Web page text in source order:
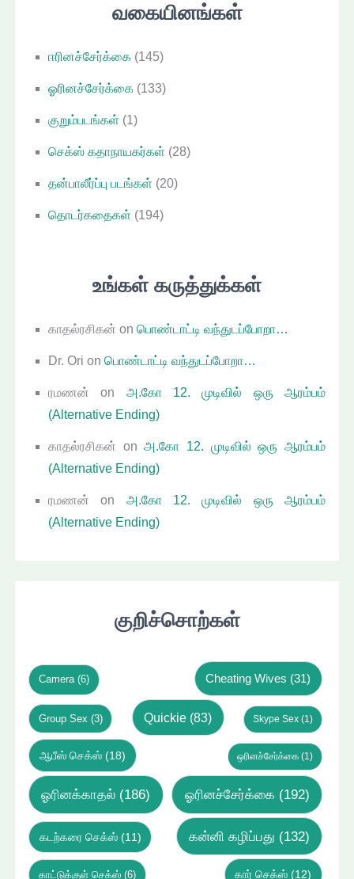
வகையினங்கள்
ஈரினச்சேர்க்கை (145)
ஓரினச்சேர்க்கை (133)
குறும்படங்கள் (1)
செக்ஸ் கதாநாயகர்கள் (28)
தன்பாலீர்ப்பு படங்கள் (20)
தொடர்கதைகள் (194)
உங்கள் கருத்துக்கள்
காதல்ரசிகன் onபொண்டாட்டி வந்துடப்போறா…
Dr. Ori onபொண்டாட்டி வந்துடப்போறா…
ரமணன் on அ.கோ 12. முடிவில் ஒரு ஆரம்பம்
(Alternative Ending)
காதல்ரசிகன் onஅ.கோ 12. முடிவில் ஒரு ஆரம்பம்
(Alternative Ending)
ரமணன் on அ.கோ 12. முடிவில் ஒரு ஆரம்பம்
(Alternative Ending)
குறிச்சொற்கள்
Camera(6) Cheating Wives (31)
Group Sex (3) Quickie (83) Skype Sex (1)
ஆபீஸ் செக்ஸ் (18) ஒரினச்சேர்க்கை (1)
ஓரினக்காதல் (186) ஓரினச்சேர்க்கை (192)
கடற்கரை செக்ஸ்(11) கன்னி கழிப்பது (132)
காட்டுக்குள் செக்ஸ் (6) கார் செக்ஸ் (12)